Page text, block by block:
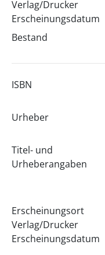
Verlag/Drucker
Erscheinungsdatum
Bestand
ISBN
Urheber
Titel- und
Urheberangaben
Erscheinungsort
Verlag/Drucker
Erscheinungsdatum